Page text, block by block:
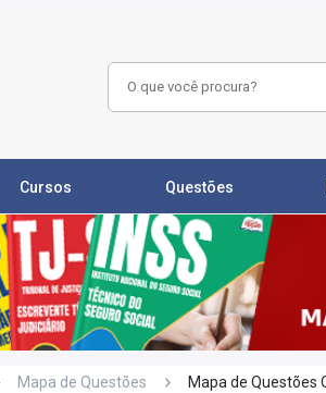
Cursos Questões
Mapa de Questões Mapa de Questões